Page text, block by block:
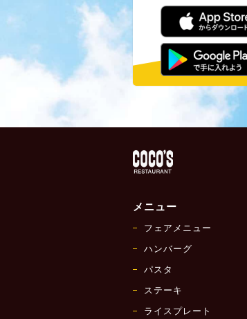
メニュー
フェアメニュー
ハンバーグ
パスタ
ステーキ
ライスプレート